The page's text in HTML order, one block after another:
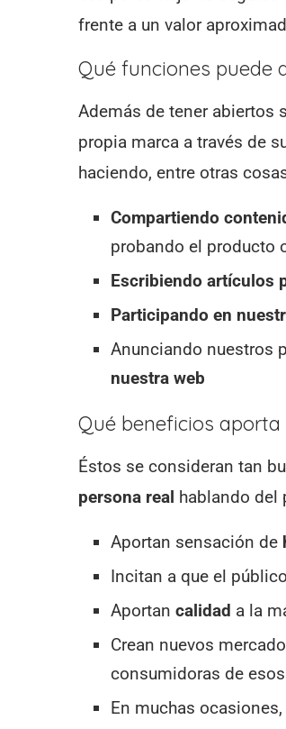
frente a un valor
Qué funciones puede
Además de tener abiertos
propia marca a través de
haciendo, entre otras
Compartiendo
probando el producto
Escribiendo artículos
Participando en
Anunciando nuestros
nuestra web
Qué beneficios
Éstos se consideran tan
persona real hablando del
Aportan sensación de
Incitan a que el
Aportan calidad a la
Crean nuevos
consumidoras de
En muchas